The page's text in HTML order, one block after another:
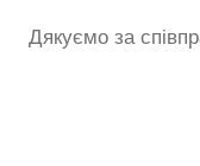
Дякуємо за